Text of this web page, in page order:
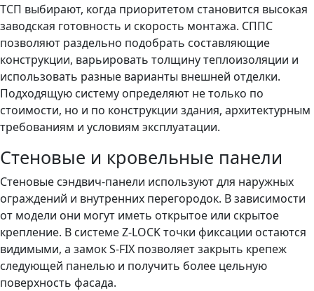
ТСП выбирают, когда приоритетом становится высокая
заводская готовность и скорость монтажа. СППС
позволяют раздельно подобрать составляющие
конструкции, варьировать толщину теплоизоляции и
использовать разные варианты внешней отделки.
Подходящую систему определяют не только по
стоимости, но и по конструкции здания, архитектурным
требованиям и условиям эксплуатации.
Стеновые и кровельные панели
Стеновые сэндвич-панели используют для наружных
ограждений и внутренних перегородок. В зависимости
от модели они могут иметь открытое или скрытое
крепление. В системе Z-LOCK точки фиксации остаются
видимыми, а замок S-FIX позволяет закрыть крепеж
следующей панелью и получить более цельную
поверхность фасада.